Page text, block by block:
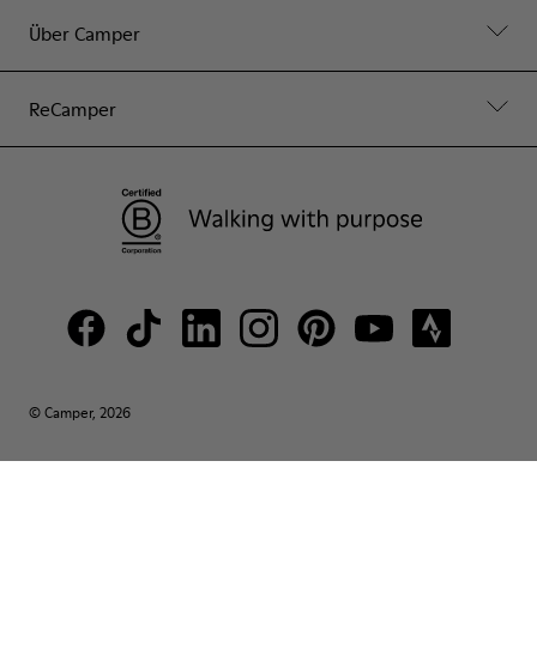
Über Camper
ReCamper
© Camper, 2026